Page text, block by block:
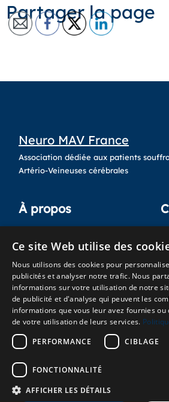
Partager la page
Neuro MAV France
Association dédiée aux patients
Artério-Veineuses cérébrales
À propos
Nos Actions
Adhésion
Autre liens
Plan du site
Nous contacter
Ce site Web utilise des
Nous utilisons des cookies pour
publicités et analyser notre trafic. Nous
informations sur votre utilisation de notre
de publicité et d'analyse qui peuvent les
informations que vous leur avez fournies
de votre utilisation de leurs services.
PERFORMANCE
CIBLAGE
FONCTIONNALITÉ
AFFICHER LES DÉTAILS